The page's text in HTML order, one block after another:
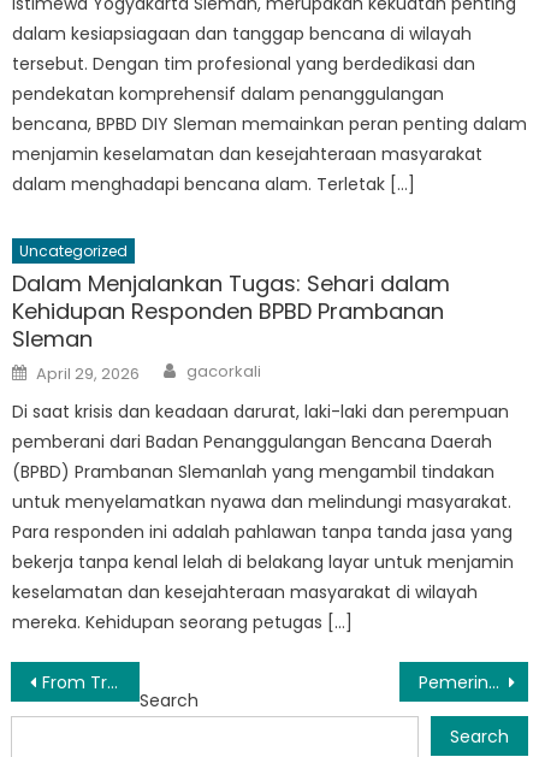
dalam kesiapsiagaan dan tanggap bencana di wilayah
tersebut. Dengan tim profesional yang berdedikasi dan
pendekatan komprehensif dalam penanggulangan
bencana, BPBD DIY Sleman memainkan peran penting dalam
menjamin keselamatan dan kesejahteraan masyarakat
dalam menghadapi bencana alam. Terletak […]
Uncategorized
Dalam Menjalankan Tugas: Sehari dalam
Kehidupan Responden BPBD Prambanan
Sleman
Posted
on
April 29, 2026 Author
gacorkali
Di saat krisis dan keadaan darurat, laki-laki dan perempuan
pemberani dari Badan Penanggulangan Bencana Daerah
(BPBD) Prambanan Slemanlah yang mengambil tindakan
untuk menyelamatkan nyawa dan melindungi masyarakat.
Para responden ini adalah pahlawan tanpa tanda jasa yang
bekerja tanpa kenal lelah di belakang layar untuk menjamin
keselamatan dan kesejahteraan masyarakat di wilayah
mereka. Kehidupan seorang petugas […]
Post
navigation
From Training to Action: Peran BPBD DIY Sleman dalam Penanggulangan Bencana Pemerintah Sleman mengeluarkan peringatan ketika bencana alam mengancam
Search
Search